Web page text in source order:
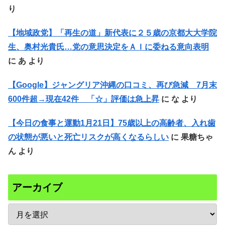
り
【地域政党】「再生の道」新代表に２５歳の京都大大学院
生、奥村光貴氏…党の意思決定をＡＩに委ねる意向表明
に あ より
【Google】ジャングリア沖縄の口コミ、再び急減 7月末
600件超→現在42件 「☆」評価は急上昇 に な より
【今日の食事と運動1月21日】75歳以上の高齢者、入れ歯
の状態が悪いと死亡リスクが高くなるらしい に 果糖ちゃ
ん より
アーカイブ